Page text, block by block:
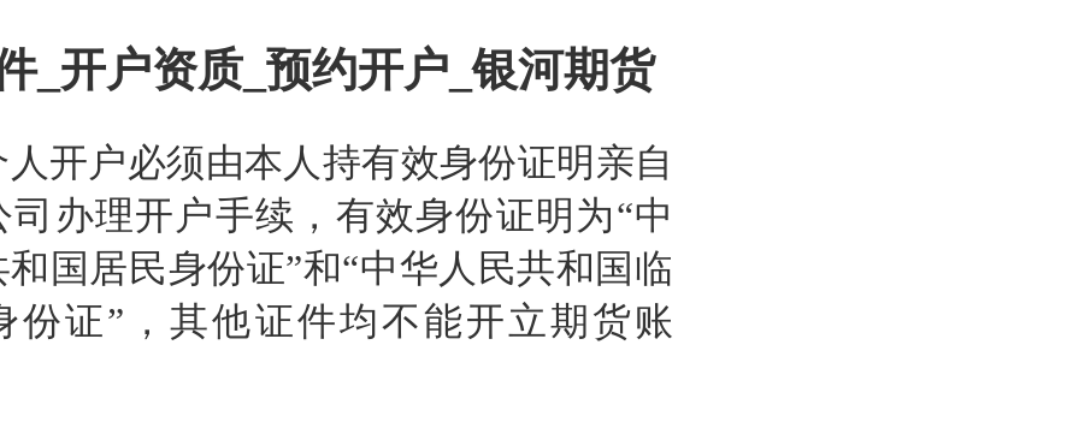
_开户资质_预约开户_银河期货
开户必须由本人持有效身份证明亲自
司办理开户手续，有效身份证明为“中
国居民身份证”和“中华人民共和国临
份证”，其他证件均不能开立期货账